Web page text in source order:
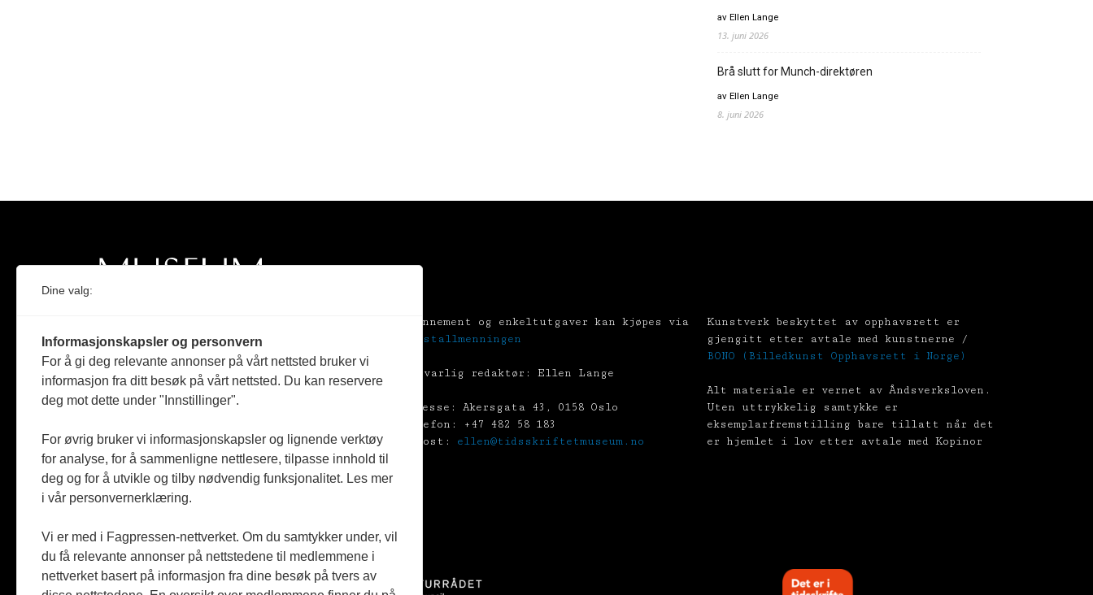
av Ellen Lange
13. juni 2026
Brå slutt for Munch-direktøren
av Ellen Lange
8. juni 2026
Medlem i Norsk tidsskriftforening og
Fagpressen
Støttet av Kulturrådet og Norges
Følger Redaktørplakaten og Vær Varsom-
plakaten
Abonnement og enkeltutgaver kan kjøpes via
Tekstallmenningen
Ansvarlig redaktør: Ellen Lange
Adresse: Akersgata 43, 0158 Oslo
Telefon: +47 482 58 183
E-post: ellen@tidsskriftetmuseum.no
Kunstverk beskyttet av opphavsrett er
gjengitt etter avtale med kunstnerne /
BONO (Billedkunst Opphavsrett i Norge)
Alt materiale er vernet av Åndsverksloven.
Uten uttrykkelig samtykke er
eksemplarfremstilling bare tillatt når det
er hjemlet i lov etter avtale med Kopinor
Dine valg:
Informasjonskapsler og personvern
For å gi deg relevante annonser på vårt nettsted bruker vi
informasjon fra ditt besøk på vårt nettsted. Du kan reservere
deg mot dette under "Innstillinger".
For øvrig bruker vi informasjonskapsler og lignende verktøy
for analyse, for å sammenligne nettlesere, tilpasse innhold til
deg og for å utvikle og tilby nødvendig funksjonalitet. Les mer
i vår personvernerklæring.
Vi er med i Fagpressen-nettverket. Om du samtykker under, vil
du få relevante annonser på nettstedene til medlemmene i
nettverket basert på informasjon fra dine besøk på tvers av